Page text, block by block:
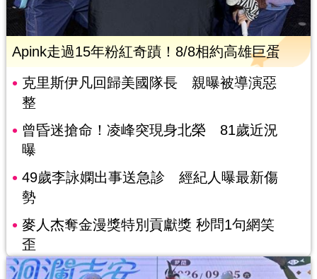
Apink走過15年粉紅奇蹟！8/8相約高雄巨蛋
克里斯伊凡回歸美國隊長 親曝被導演惡
整
曾昏迷搶命！凌峰突現身北榮 81歲近況
曝
49歲李詠嫻出事送急診 經紀人曝最新傷
勢
麥人杰奪金漫獎特別貢獻獎 秒問1句網笑
歪